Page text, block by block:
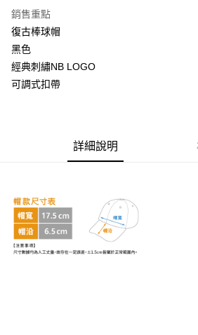
Apple Pay
街口支付
悠遊付
【關於「AFTEE先享後付」】
AFTEE先享後付是「在收到商品之後才付款」的
３．安心：先確認商品／服務後，再付款。
【「AFTEE先享後付」結帳流程】
１．於結帳方式選擇「AFTEE先享後付」後，將
結帳頁面，進行簡訊認證並確認金額後，即可完
ATM／網路銀行／等多元方式進行付款，方視為
※ 請注意：結帳手續完成當下不需立刻繳費，
全家取貨付款
每筆NT$60，滿NT$999(含以上)免運費
付款後全家取貨
銷售重點
復古棒球帽
黑色
經典刺繡NB LOGO
可調式扣帶
詳細說明